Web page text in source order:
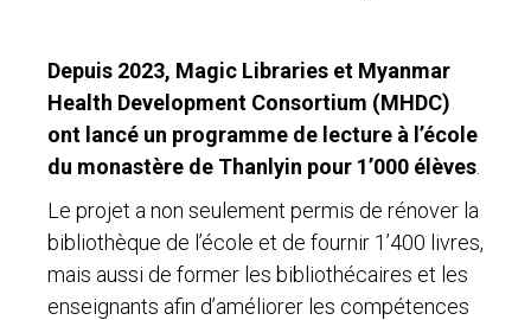
Depuis 2023, Magic Libraries et Myanmar
Health Development Consortium (MHDC)
ont lancé un programme de lecture à l’école
du monastère de Thanlyin pour 1’000 élèves
Le projet a non seulement permis de rénover la
bibliothèque de l’école et de fournir 1’400 livres,
mais aussi de former les bibliothécaires et les
enseignants afin d’améliorer les compétences